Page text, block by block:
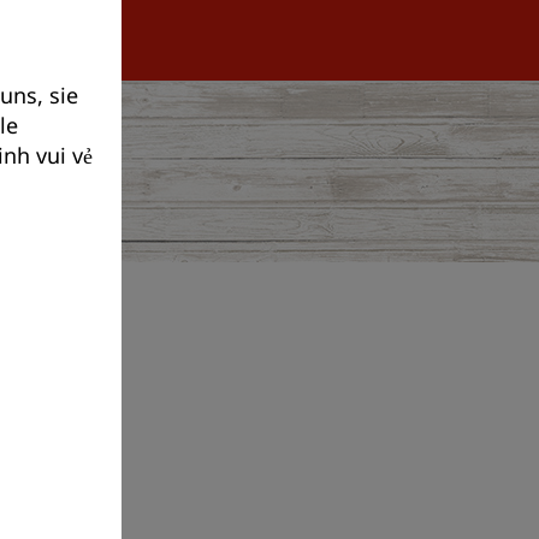
sie
vui vẻ